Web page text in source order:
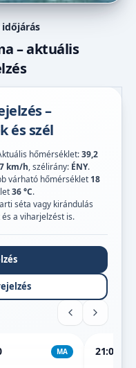
– aktuális
–
és szél
hőmérséklet:39,2
7 km/h, szélirány: ÉNY.
várható hőmérséklet 18
36 °C.
séta vagy kirándulás
a viharjelzést is.
MA 21:00